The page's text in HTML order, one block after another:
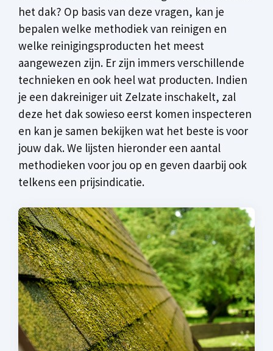
het dak? Op basis van deze vragen, kan je
bepalen welke methodiek van reinigen en
welke reinigingsproducten het meest
aangewezen zijn. Er zijn immers verschillende
technieken en ook heel wat producten. Indien
je een dakreiniger uit Zelzate inschakelt, zal
deze het dak sowieso eerst komen inspecteren
en kan je samen bekijken wat het beste is voor
jouw dak. We lijsten hieronder een aantal
methodieken voor jou op en geven daarbij ook
telkens een prijsindicatie.